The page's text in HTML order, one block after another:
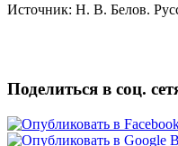
Источник: Н. В. Белов.
Поделиться в соц.